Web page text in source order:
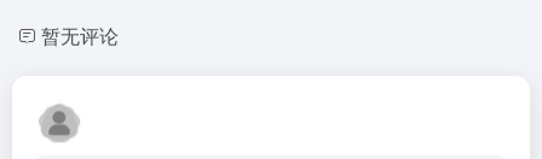
暂无评论